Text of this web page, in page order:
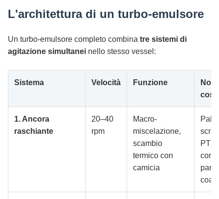
L'architettura di un turbo-emulsore
Un turbo-emulsore completo combina tre sistemi di
agitazione simultanei nello stesso vessel:
Sistema Velocità Funzione
Note
1. Ancora
raschiante
20–40
rpm
Macro-
miscelazione,
scambio
termico con
camicia
Pale